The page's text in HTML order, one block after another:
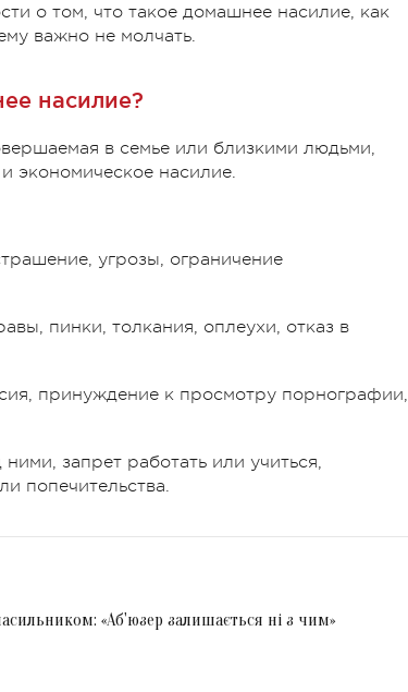
о том, что такое домашнее насилие, как
важно не молчать.
насилие?
в семье или близкими людьми,
экономическое насилие.
угрозы, ограничение
пинки, толкания, оплеухи, отказ в
принуждение к просмотру порнографии,
запрет работать или учиться,
попечительства.
«Аб'юзер залишається ні з чим»